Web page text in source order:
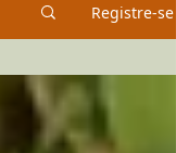
Registre-se